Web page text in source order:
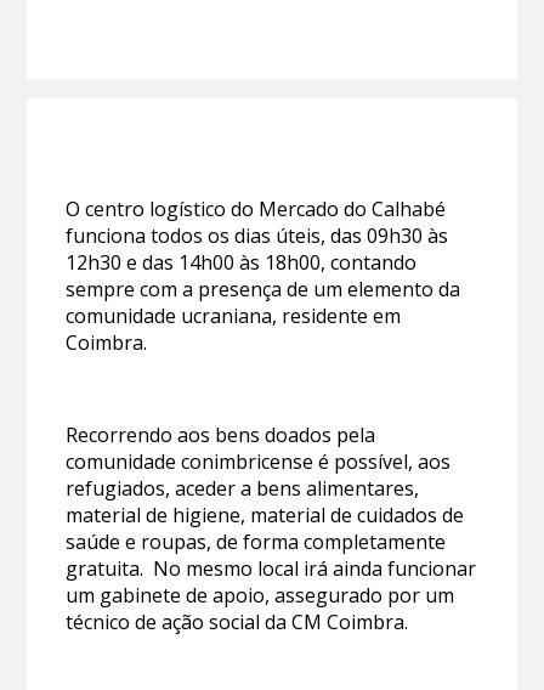
O centro logístico do Mercado do Calhabé
funciona todos os dias úteis, das 09h30 às
12h30 e das 14h00 às 18h00, contando
sempre com a presença de um elemento da
comunidade ucraniana, residente em
Coimbra.
Recorrendo aos bens doados pela
comunidade conimbricense é possível, aos
refugiados, aceder a bens alimentares,
material de higiene, material de cuidados de
saúde e roupas, de forma completamente
gratuita. No mesmo local irá ainda funcionar
um gabinete de apoio, assegurado por um
técnico de ação social da CM Coimbra.